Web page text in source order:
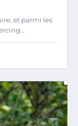
et parmi les